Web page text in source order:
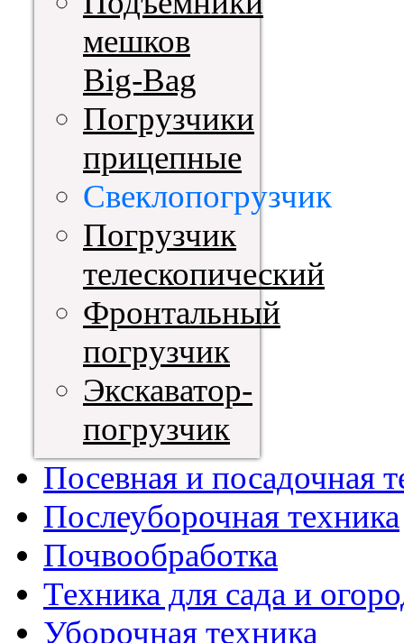
мешков
Big-Bag
Погрузчики
прицепные
Свеклопогрузчик
Погрузчик
телескопический
Фронтальный
погрузчик
Экскаватор-
погрузчик
Посевная и посадочная
Послеуборочная техника
Почвообработка
Техника для сада и
Уборочная техника